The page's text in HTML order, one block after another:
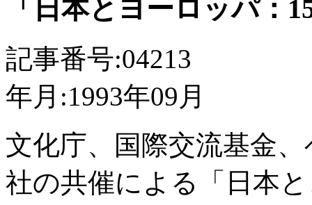
「日本とヨーロッパ：
記事番号:04213
年月:1993年09月
文化庁、国際交流基金
社の共催による「日本